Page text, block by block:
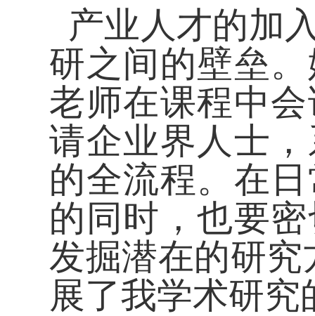
产业人才的加
研之间的壁垒
老师在课程中
请企业界人士
的全流程。在
的同时，也要
发掘潜在的研究
展了我学术研究